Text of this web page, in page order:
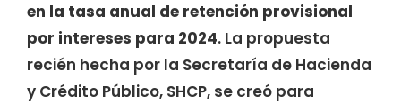
en la tasa anual de retención provisional
por intereses para 2024. La propuesta
recién hecha por la Secretaría de Hacienda
y Crédito Público, SHCP, se creó para